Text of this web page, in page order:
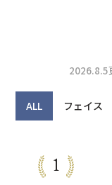
2026.8.5
ALL フェイス